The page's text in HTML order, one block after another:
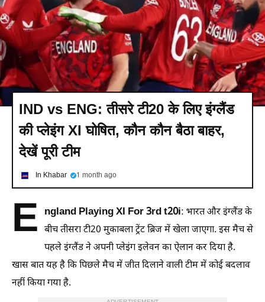
IND vs ENG: तीसरे टी20 के लिए इंग्लैंड
की प्लेइंग XI घोषित, कौन कौन बैठा बाहर,
देखें पूरी टीम
In Khabar 1 month ago
E ngland Playing XI For 3rd t20i: भारत और इंग्लैंड के
बीच तीसरा टी20 मुकाबला ट्रेंट ब्रिज में खेला जाएगा. इस मैच से
पहले इंग्लैंड ने अपनी प्लेइंग इलेवन का ऐलान कर दिया है.
खास बात यह है कि पिछले मैच में जीत दिलाने वाली टीम में कोई बदलाव
नहीं किया गया है.